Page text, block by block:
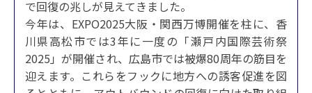
で回復の兆しが見えてきました。
今年は、EXPO2025大阪・関西万博開催を柱に、香
川県高松市では3年に一度の「瀬戸内国際芸術祭
2025」が開催され、広島市では被爆80周年の筋目を
迎えます。これらをフックに地方への誘客促進を図